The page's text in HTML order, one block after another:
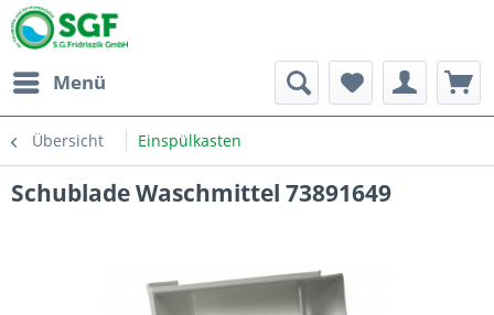
Menü
Übersicht Einspülkasten
Schublade Waschmittel 73891649